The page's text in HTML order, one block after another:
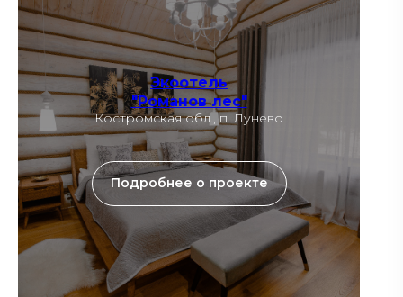
Экоотель
"Романов лес"
Костромская обл., п. Лунево
Подробнее о проекте